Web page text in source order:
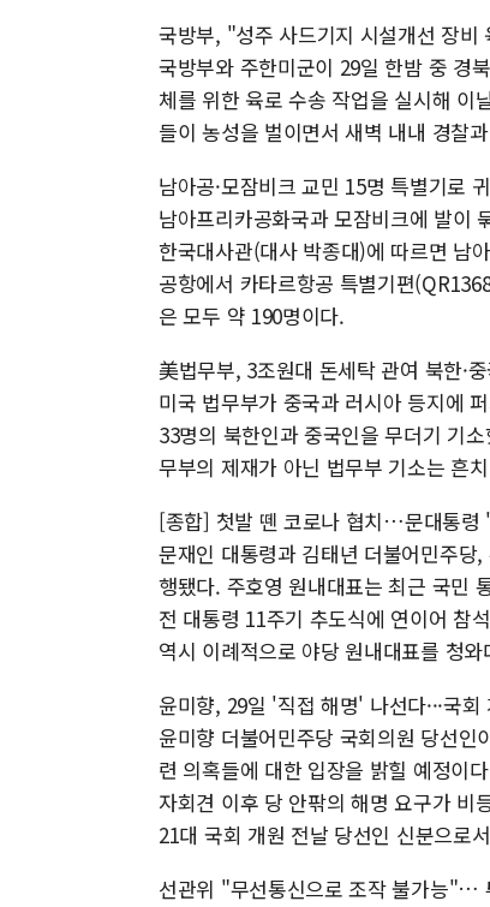
국방부, "성주 사드기지 시설개선 장
국방부와 주한미군이 29일 한밤 중 경
체를 위한 육로 수송 작업을 실시해 이
들이 농성을 벌이면서 새벽 내내 경찰
남아공·모잠비크 교민 15명 특별기로
남아프리카공화국과 모잠비크에 발이
한국대사관(대사 박종대)에 따르면 남
공항에서 카타르항공 특별기편
은 모두 약 190명이다.
美법무부, 3조원대 돈세탁 관여 북한·
미국 법무부가 중국과 러시아 등지에
33명의 북한인과 중국인을 무더기 기
무부의 제재가 아닌 법무부 기소는 흔
[종합] 첫발 뗀 코로나 협치…문대통령
문재인 대통령과 김태년 더불어민주당
행됐다. 주호영 원내대표는 최근 국민
전 대통령 11주기 추도식에 연이어 참
역시 이례적으로 야당 원내대표를 청
윤미향, 29일 '직접 해명' 나선다···국
윤미향 더불어민주당 국회의원 당선
련 의혹들에 대한 입장을 밝힐 예정이
자회견 이후 당 안팎의 해명 요구가 비
21대 국회 개원 전날 당선인 신분으로
선관위 "무선통신으로 조작 불가능"…